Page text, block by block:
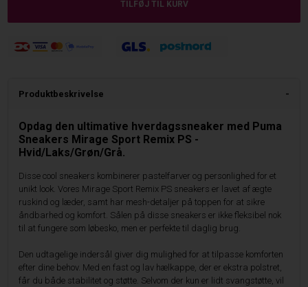
Produktbeskrivelse
Opdag den ultimative hverdagssneaker med Puma
Sneakers Mirage Sport Remix PS -
Hvid/Laks/Grøn/Grå.
Disse cool sneakers kombinerer pastelfarver og personlighed for et
unikt look. Vores Mirage Sport Remix PS sneakers er lavet af ægte
ruskind og læder, samt har mesh-detaljer på toppen for at sikre
åndbarhed og komfort. Sålen på disse sneakers er ikke fleksibel nok
til at fungere som løbesko, men er perfekte til daglig brug.
Den udtagelige indersål giver dig mulighed for at tilpasse komforten
efter dine behov. Med en fast og lav hælkappe, der er ekstra polstret,
får du både stabilitet og støtte. Selvom der kun er lidt svangstøtte, vil